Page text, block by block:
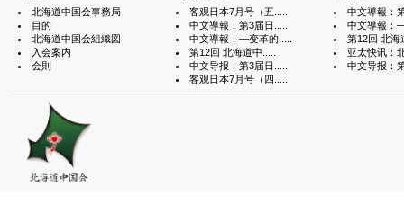
北海道中国会事務局
目的
北海道中国会組織図
入会案内
会則
客观日本7月号（五.....
中文導報：第3届日.....
中文導報：—变革的.....
第12回 北海道中.....
中文导报：第3届日.....
客观日本7月号（四.....
中文導報：
中文導報：
第12回 北海
亚太快讯：
中文导报：